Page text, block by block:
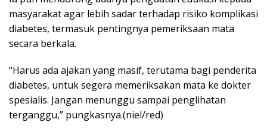
masyarakat agar lebih sadar terhadap risiko komplikasi
diabetes, termasuk pentingnya pemeriksaan mata
secara berkala.
“Harus ada ajakan yang masif, terutama bagi penderita
diabetes, untuk segera memeriksakan mata ke dokter
spesialis. Jangan menunggu sampai penglihatan
terganggu,” pungkasnya.(niel/red)